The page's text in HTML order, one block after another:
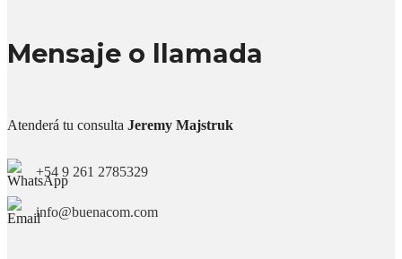
Mensaje o llamada
Atenderá tu consulta Jeremy Majstruk
+54 9 261 2785329
info@buenacom.com